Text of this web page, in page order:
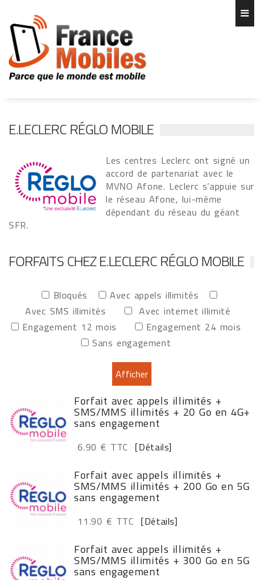
E.LECLERC RÉGLO MOBILE
Les centres Leclerc ont signé un
accord de partenariat avec le
MVNO Afone. Leclerc s’appuie sur
le réseau Afone, lui-même
dépendant du réseau du géant
SFR.
FORFAITS CHEZ E.LECLERC RÉGLO MOBILE
Bloqués
Avec appels illimités
Avec SMS illimités
Avec internet illimité
Engagement 12 mois
Engagement 24 mois
Sans engagement
Forfait avec appels illimités +
SMS/MMS illimités + 20 Go en 4G+
sans engagement
6.90 € TTC [Détails]
Forfait avec appels illimités +
SMS/MMS illimités + 200 Go en 5G
sans engagement
11.90 € TTC [Détails]
Forfait avec appels illimités +
SMS/MMS illimités + 300 Go en 5G
sans engagement